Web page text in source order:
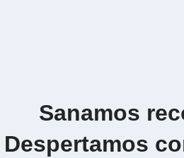
Sanamos
Despertamos